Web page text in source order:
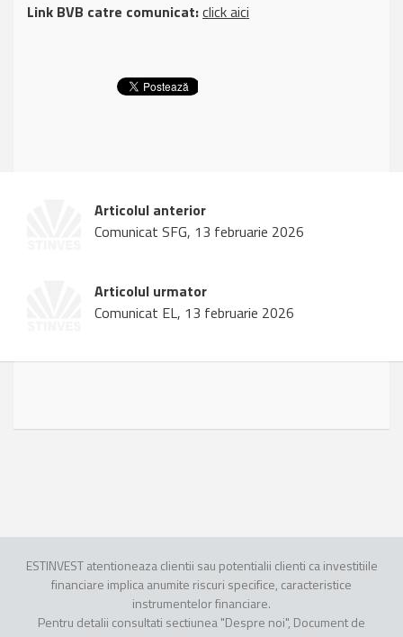
Link BVB catre comunicat:click aici
Articolul anterior
Comunicat SFG, 13 februarie 2026
Articolul urmator
Comunicat EL, 13 februarie 2026
ESTINVEST atentioneaza clientii sau potentialii clienti ca investitiile
financiare implica anumite riscuri specifice, caracteristice
instrumentelor financiare.
Pentru detalii consultati sectiunea "Despre noi", Document de